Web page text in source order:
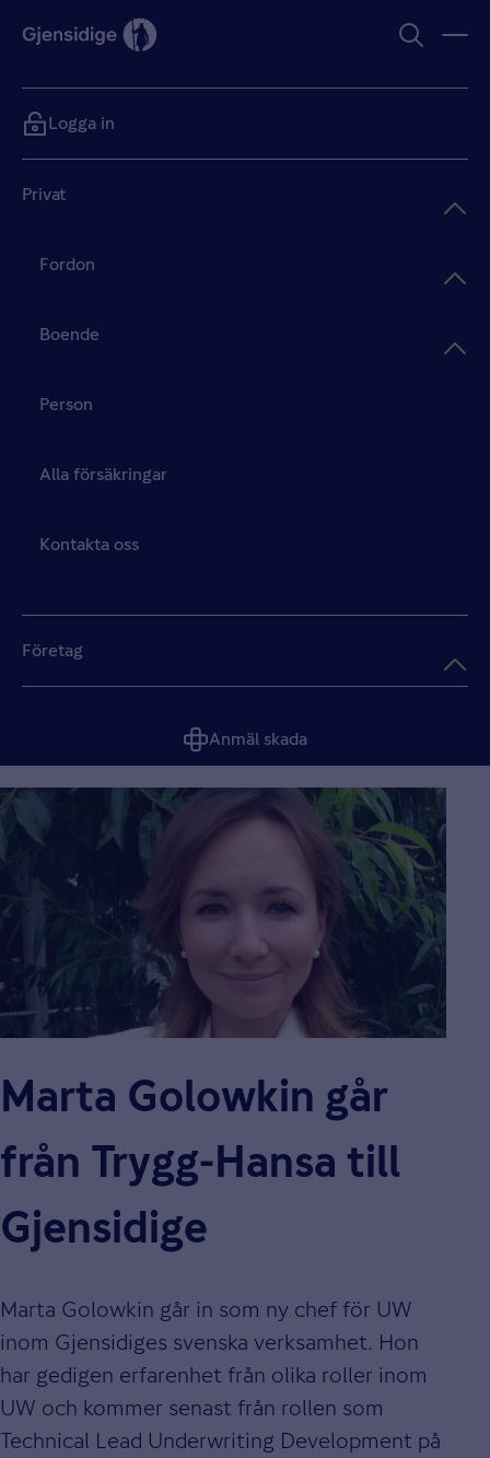
Privat
Fordon
Boende
Person
Alla försäkringar
Kontakta oss
Företag
Anmäl skada
Logga in
Marta Golowkin går
från Trygg-Hansa till
Gjensidige
Marta Golowkin går in som ny chef för UW
inom Gjensidiges svenska verksamhet. Hon
har gedigen erfarenhet från olika roller inom
UW och kommer senast från rollen som
Technical Lead Underwriting Development på